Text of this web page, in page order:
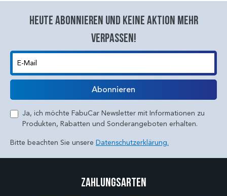
Heute abonnieren und keine aktion mehr
verpassen!
E-Mail
Abonnieren
Ja, ich möchte FabuCar Newsletter mit Informationen zu
Produkten, Rabatten und Sonderangeboten erhalten.
Bitte beachten Sie unsere Datenschutzerklärung.
Zahlungsarten